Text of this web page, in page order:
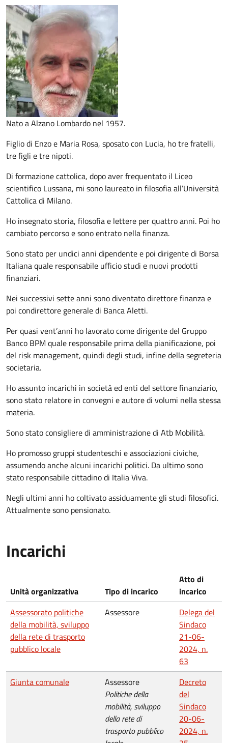
Nato a Alzano Lombardo nel 1957.
Figlio di Enzo e Maria Rosa, sposato con Lucia, ho tre fratelli,
tre figli e tre nipoti.
Di formazione cattolica, dopo aver frequentato il Liceo
scientifico Lussana, mi sono laureato in filosofia all’Università
Cattolica di Milano.
Ho insegnato storia, filosofia e lettere per quattro anni. Poi ho
cambiato percorso e sono entrato nella finanza.
Sono stato per undici anni dipendente e poi dirigente di Borsa
Italiana quale responsabile ufficio studi e nuovi prodotti
finanziari.
Nei successivi sette anni sono diventato direttore finanza e
poi condirettore generale di Banca Aletti.
Per quasi vent’anni ho lavorato come dirigente del Gruppo
Banco BPM quale responsabile prima della pianificazione, poi
del risk management, quindi degli studi, infine della segreteria
societaria.
Ho assunto incarichi in società ed enti del settore finanziario,
sono stato relatore in convegni e autore di volumi nella stessa
materia.
Sono stato consigliere di amministrazione di Atb Mobilità.
Ho promosso gruppi studenteschi e associazioni civiche,
assumendo anche alcuni incarichi politici. Da ultimo sono
stato responsabile cittadino di Italia Viva.
Negli ultimi anni ho coltivato assiduamente gli studi filosofici.
Attualmente sono pensionato.
Incarichi
Unità organizzativa Tipo di incarico
Atto di
incarico
Assessorato politiche
della mobilità, sviluppo
della rete di trasporto
pubblico locale
Assessore
Delega del
Sindaco
21-06-
2024, n.
63
Giunta comunale
Assessore
Politiche della
mobilità, sviluppo
della rete di
trasporto pubblico
Decreto
del
Sindaco
20-06-
2024, n.